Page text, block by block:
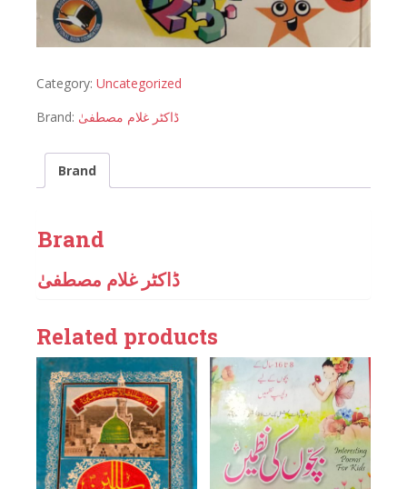
Category: Uncategorized
Brand: ڈاکٹر غلام مصطفیٰ
Brand
Brand
ڈاکٹر غلام مصطفیٰ
Related products